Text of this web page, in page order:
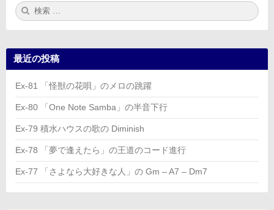
検
索:
最近の投稿
Ex-81 「怪獣の花唄」のメロの跳躍
Ex-80 「One Note Samba」の半音下行
Ex-79 積水ハウスの歌の Diminish
Ex-78 「夢で逢えたら」の王道のコード進行
Ex-77 「さよなら大好きな人」の Gm – A7 – Dm7